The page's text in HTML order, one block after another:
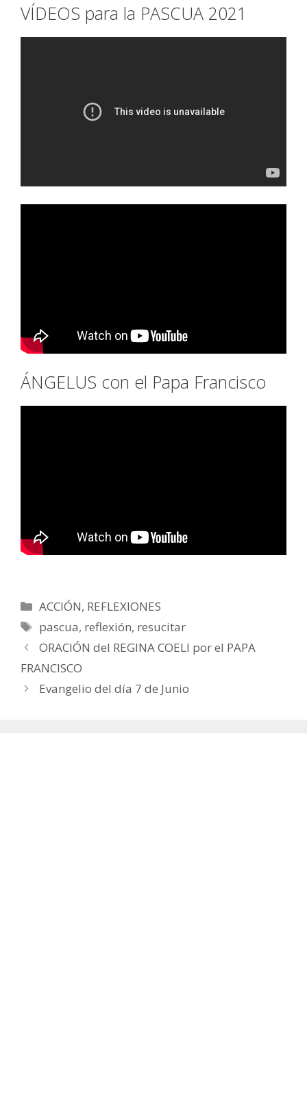
VÍDEOS para la PASCUA 2021
ÁNGELUS con el Papa Francisco
Categorías
ACCIÓN, REFLEXIONES
Etiquetas
pascua, reflexión, resucitar
ORACIÓN del REGINA COELI por el PAPA
FRANCISCO
Evangelio del día 7 de Junio